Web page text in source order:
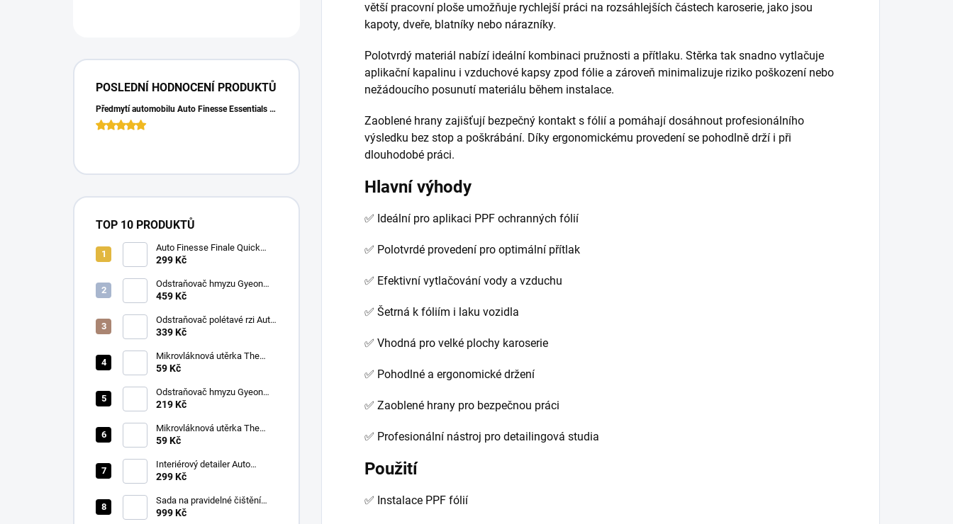
POSLEDNÍ HODNOCENÍ PRODUKTŮ
Předmytí automobilu Auto Finesse Essentials Pre-Wash (500 ml)
TOP 10 PRODUKTŮ
Auto Finesse Finale Quick
Detailer (500 ml)
299 Kč
Odstraňovač hmyzu Gyeon
Q2M Bug&Grime (1 L)
459 Kč
Odstraňovač polétavé rzi Auto
Finesse Iron Out
ml)
339 Kč
Mikrovláknová utěrka The
Collection Allround & Coating
Blue)
59 Kč
Odstraňovač hmyzu Gyeon
Q2M Bug&Grime (500 ml)
219 Kč
Mikrovláknová utěrka The
Collection Allround & Coating
59 Kč
Interiérový detailer Auto
Finesse Spritz Interior Detail
299 Kč
Sada na pravidelné čištění
kůže v automobilu od Auto
999 Kč
větší pracovní ploše umožňuje rychlejší práci na rozsáhlejších částech karoserie, jako jsou
kapoty, dveře, blatníky nebo nárazníky.
Polotvrdý materiál nabízí ideální kombinaci pružnosti a přítlaku. Stěrka tak snadno vytlačuje
aplikační kapalinu i vzduchové kapsy zpod fólie a zároveň minimalizuje riziko poškození nebo
nežádoucího posunutí materiálu během instalace.
Zaoblené hrany zajišťují bezpečný kontakt s fólií a pomáhají dosáhnout profesionálního
výsledku bez stop a poškrábání. Díky ergonomickému provedení se pohodlně drží i při
dlouhodobé práci.
Hlavní výhody
✅ Ideální pro aplikaci PPF ochranných fólií
✅ Polotvrdé provedení pro optimální přítlak
✅ Efektivní vytlačování vody a vzduchu
✅ Šetrná k fóliím i laku vozidla
✅ Vhodná pro velké plochy karoserie
✅ Pohodlné a ergonomické držení
✅ Zaoblené hrany pro bezpečnou práci
✅ Profesionální nástroj pro detailingová studia
Použití
✅ Instalace PPF fólií